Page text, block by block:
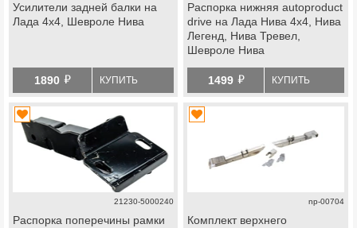
Усилители задней балки на
Лада 4х4, Шевроле Нива
1890 й КУПИТЬ
Распорка нижняя autoproduct
drive на Лада Нива 4х4, Нива
Легенд, Нива Тревел,
Шевроле Нива
1499 й КУПИТЬ
21230-5000240
Распорка поперечины рамки
np-00704
Комплект верхнего